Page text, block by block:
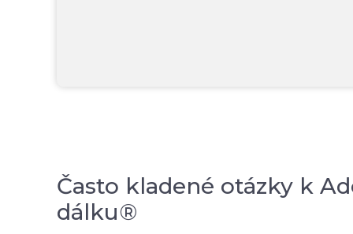
Často kladené otázky k
dálku®